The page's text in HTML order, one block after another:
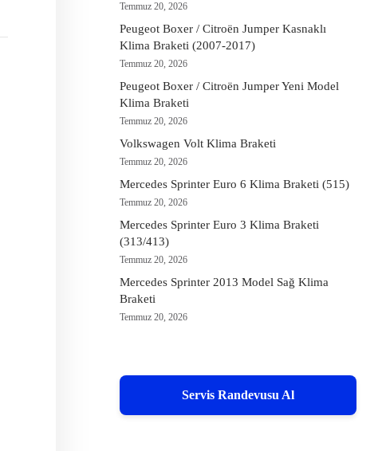
Temmuz 20, 2026
Peugeot Boxer / Citroën Jumper Kasnaklı
Klima Braketi (2007-2017)
Temmuz 20, 2026
Peugeot Boxer / Citroën Jumper Yeni Model
Klima Braketi
Temmuz 20, 2026
Volkswagen Volt Klima Braketi
Temmuz 20, 2026
Mercedes Sprinter Euro 6 Klima Braketi (515)
Temmuz 20, 2026
Mercedes Sprinter Euro 3 Klima Braketi
(313/413)
Temmuz 20, 2026
Mercedes Sprinter 2013 Model Sağ Klima
Braketi
Temmuz 20, 2026
Servis Randevusu Al